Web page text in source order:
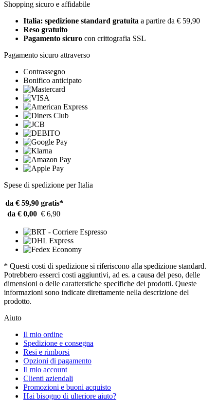
Shopping sicuro e affidabile
Italia: spedizione standard gratuita a partire da € 59,90
Reso gratuito
Pagamento sicuro con crittografia SSL
Pagamento sicuro attraverso
Contrassegno
Bonifico anticipato
Spese di spedizione per Italia
da € 59,90 gratis*
da € 0,00 € 6,90
* Questi costi di spedizione si riferiscono alla spedizione standard.
Potrebbero esserci costi aggiuntivi, ad es. a causa del peso, delle
dimensioni o delle caratterstiche specifiche dei prodotti. Queste
informazioni sono indicate direttamente nella descrizione del
prodotto.
Aiuto
Il mio ordine
Spedizione e consegna
Resi e rimborsi
Opzioni di pagamento
Il mio account
Clienti aziendali
Promozioni e buoni acquisto
Hai bisogno di ulteriore aiuto?